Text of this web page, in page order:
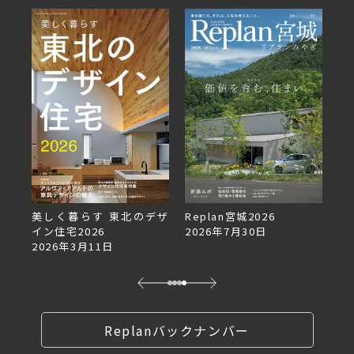
美しく暮らす 東北のデザ
イン住宅2026
2026年3月11日
Replan宮城2026
2026年7月30日
Replanバックナンバー